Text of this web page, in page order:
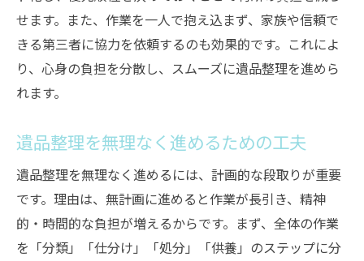
せます。また、作業を一人で抱え込まず、家族や信頼で
きる第三者に協力を依頼するのも効果的です。これによ
り、心身の負担を分散し、スムーズに遺品整理を進めら
れます。
遺品整理を無理なく進めるための工夫
遺品整理を無理なく進めるには、計画的な段取りが重要
です。理由は、無計画に進めると作業が長引き、精神
的・時間的な負担が増えるからです。まず、全体の作業
を「分類」「仕分け」「処分」「供養」のステップに分